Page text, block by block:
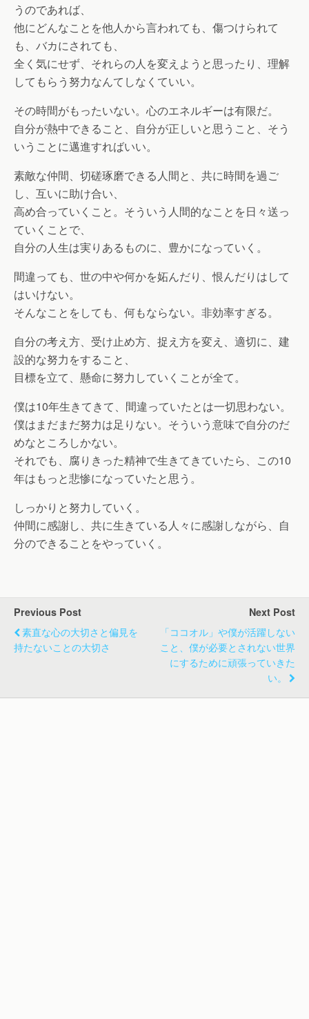
うのであれば、
他にどんなことを他人から言われても、傷つけられて
も、バカにされても、
全く気にせず、それらの人を変えようと思ったり、理解
してもらう努力なんてしなくていい。
その時間がもったいない。心のエネルギーは有限だ。
自分が熱中できること、自分が正しいと思うこと、そう
いうことに邁進すればいい。
素敵な仲間、切磋琢磨できる人間と、共に時間を過ご
し、互いに助け合い、
高め合っていくこと。そういう人間的なことを日々送っ
ていくことで、
自分の人生は実りあるものに、豊かになっていく。
間違っても、世の中や何かを妬んだり、恨んだりはして
はいけない。
そんなことをしても、何もならない。非効率すぎる。
自分の考え方、受け止め方、捉え方を変え、適切に、建
設的な努力をすること、
目標を立て、懸命に努力していくことが全て。
僕は10年生きてきて、間違っていたとは一切思わない。
僕はまだまだ努力は足りない。そういう意味で自分のだ
めなところしかない。
それでも、腐りきった精神で生きてきていたら、この10
年はもっと悲惨になっていたと思う。
しっかりと努力していく。
仲間に感謝し、共に生きている人々に感謝しながら、自
分のできることをやっていく。
Previous Post
素直な心の大切さと偏見を
持たないことの大切さ
Next Post
「ココオル」や僕が活躍しない
こと、僕が必要とされない世界
にするために頑張っていきた
い。